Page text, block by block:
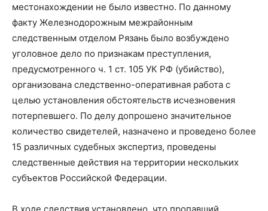
местонахождении не было известно. По данному
факту Железнодорожным межрайонным
следственным отделом Рязань было возбуждено
уголовное дело по признакам преступления,
предусмотренного ч. 1 ст. 105 УК РФ (убийство),
организована следственно-оперативная работа с
целью установления обстоятельств исчезновения
потерпевшего. По делу допрошено значительное
количество свидетелей, назначено и проведено более
15 различных судебных экспертиз, проведены
следственные действия на территории нескольких
субъектов Российской Федерации.